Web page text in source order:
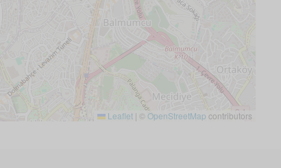
Leaflet | © OpenStreetMap contributors
OFIS
750 TL/'den Başlayan